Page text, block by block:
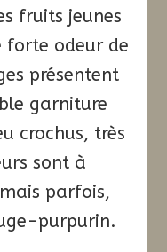
fruits jeunes
forte odeur de
présentent
garniture
crochus, très
sont à
parfois,
purpurin.